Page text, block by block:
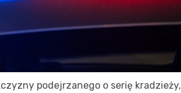
podejrzanego o serię kradzieży,